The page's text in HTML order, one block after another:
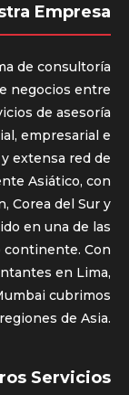
Empresa
de consultoría
negocios entre
de asesoría
empresarial e
extensa red de
Asiático, con
Corea del Sur y
en una de las
continente. Con
en Lima,
cubrimos
de Asia.
Servicios